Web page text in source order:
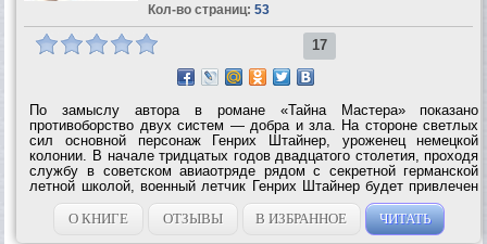
Кол-во страниц: 53
17
По замыслу автора в романе «Тайна Мастера» показано
противоборство двух систем — добра и зла. На стороне светлых
сил основной персонаж Генрих Штайнер, уроженец немецкой
колонии. В начале тридцатых годов двадцатого столетия, проходя
службу в советском авиаотряде рядом с секретной германской
летной школой, военный летчик Генрих Штайнер будет привлечен
местными чекистами в работу по изобличению германских агентов.
Затем произойдут...
О КНИГЕ ОТЗЫВЫ В ИЗБРАННОЕ ЧИТАТЬ